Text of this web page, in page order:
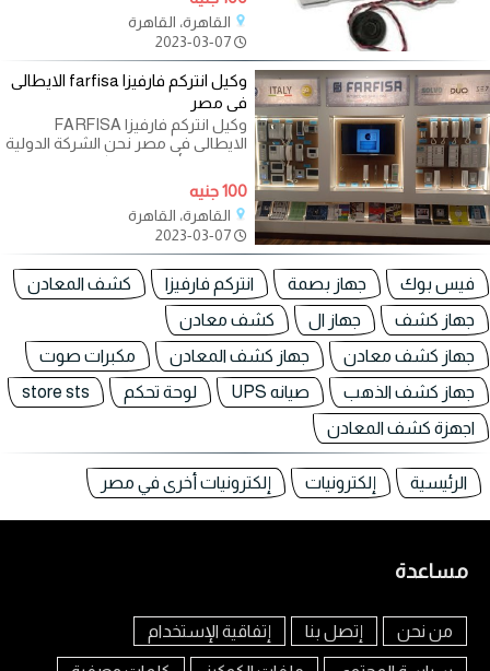
القاهرة، القاهرة
2023-03-07
وكيل انتركم فارفيزا farfisa الايطالى
فى مصر
وكيل انتركم فارفيزا FARFISA
الايطالى فى مصر نحن الشركة الدولية
للتجارة والأتصالات الوكيل الوحيد
100 جنيه
القاهرة، القاهرة
2023-03-07
فيس بوك جهاز بصمة انتركم فارفيزا
كشف المعادن
جهاز كشف
جهاز ال
كشف معادن
جهاز كشف معادن
جهاز كشف المعادن
مكبرات صوت
جهاز كشف الذهب
صيانه UPS لوحة تحكم
store sts
اجهزة كشف المعادن
الرئيسية إلكترونيات إلكترونيات أخرى في مصر
مساعدة
من نحن إتصل بنا إتفاقية الإستخدام